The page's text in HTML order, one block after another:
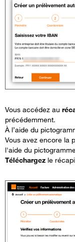
Vous accédez au r
précédemment.
À l’aide du
Vous avez encore la
l'aide du
Téléchargez le